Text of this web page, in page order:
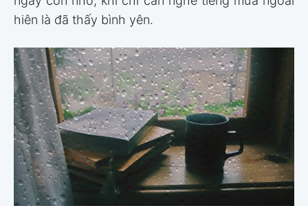
hiên là đã thấy bình yên.